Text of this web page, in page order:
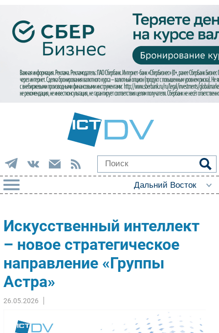
Импорто­замещение
Автоматизация Промышленности
Интернет
Мобильная связь
Фиксированная связь
Интеграция
Маркетинг
Искусственный интеллект
– новое стратегическое
направление «Группы
Астра»
26.05.2026